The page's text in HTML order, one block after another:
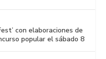
con elaboraciones de
popular el sábado 8